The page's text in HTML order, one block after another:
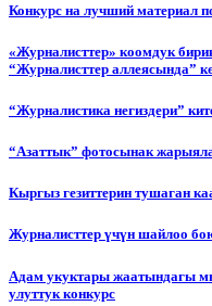
Конкурс на лучший материал
«Журналисттер» коомдук
“Журналисттер аллеясында”
“Журналистика негиздери”
“Азаттык” фотосынак
Кыргыз гезиттерин тушаган
Журналисттер үчүн шайлоо
Адам укуктары жаатындагы
улуттук конкурс